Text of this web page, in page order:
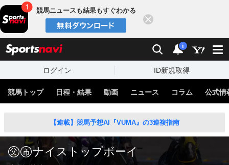
競馬ニュースも結果もすぐわかる
検索 通知
i
ログイン ID新規取得
競馬トップ 日程・結果 動画 ニュース コラム 公式情
【連載】競馬予想AI『VUMA』の3連複指南
ナイストップボーイ